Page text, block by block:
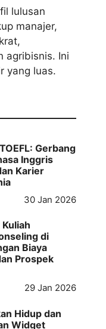
lulusan
manajer,
agribisnis. Ini
yang luas.
Gerbang
Inggris
Karier
30 Jan 2026
di
Biaya
Prospek
29 Jan 2026
Hidup dan
Widget